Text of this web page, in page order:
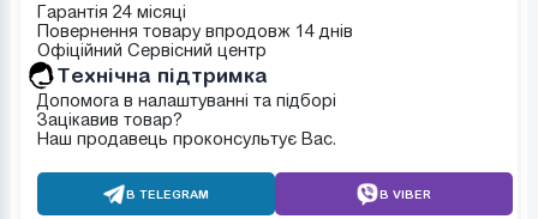
Гарантія 24 місяці
Повернення товару впродовж 14 днів
Офіційний Сервісний центр
Tехнічна підтримка
Допомога в налаштуванні та підборі
Зацікавив товар?
Наш продавець проконсультує Вас.
В TELEGRAM В VIBER